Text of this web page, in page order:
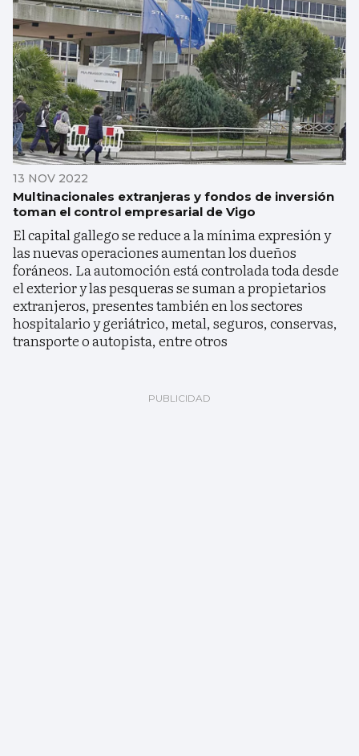
13 NOV 2022
Multinacionales extranjeras y fondos de inversión
toman el control empresarial de Vigo
El capital gallego se reduce a la mínima expresión y
las nuevas operaciones aumentan los dueños
foráneos. La automoción está controlada toda desde
el exterior y las pesqueras se suman a propietarios
extranjeros, presentes también en los sectores
hospitalario y geriátrico, metal, seguros, conservas,
transporte o autopista, entre otros